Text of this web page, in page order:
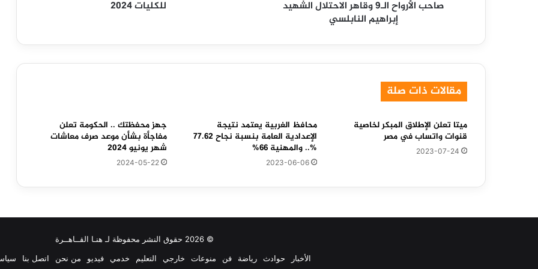
الشهيد
صاحب الأرواح الـ9 وقاهر الاحتلال الشهيد
إبراهيم النابلسي
للكليات 2024
مقالات ذات صلة
ميتا تعلن الإطلاق المبكر لخاصية
قنوات واتساب في مصر
2023-07-24
محافظ الغربية يعتمد نتيجة
الإعدادية العامة بنسبة نجاح 77.62
%.. والمهنية 66%
2023-06-06
جهز محفظتك .. الحكومة تعلن
مفاجأة بشأن موعد صرف معاشات
شهر يونيو 2024
2024-05-22
© 2026 حقوق النشر محفوظة لـ هنـا القــاهــرة
الأخبار
حوادث رياضة فن منوعات خارجي التعليم خدمي فيديو من نحن اتصل بنا